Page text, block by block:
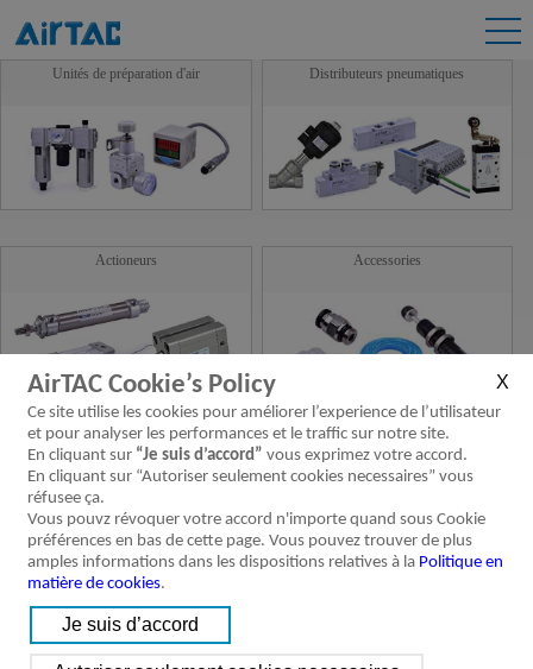
Unités de préparation d'air Distributeurs pneumatiques
Actioneurs Accessories
Guide linéaire Nouveaux Produits
Produits discontinues
AirTAC Cookie’s Policy
Ce site utilise les cookies pour améliorer l’experience de l’utilisateur
et pour analyser les performances et le traffic sur notre site.
En cliquant sur “Je suis d’accord” vous exprimez votre accord.
En cliquant sur “Autoriser seulement cookies necessaires” vous
réfusee ça.
Vous pouvz révoquer votre accord n'importe quand sous Cookie
préférences en bas de cette page. Vous pouvez trouver de plus
amples informations dans les dispositions relatives à la Politique en
matière de cookies.